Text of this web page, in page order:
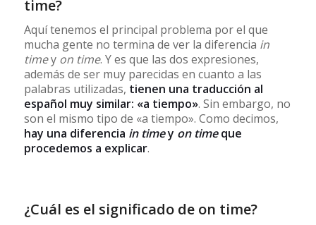
time?
Aquí tenemos el principal problema por el que
mucha gente no termina de ver la diferencia in
timey on time. Y es que las dos expresiones,
además de ser muy parecidas en cuanto a las
palabras utilizadas, tienen una traducción al
español muy similar: «a tiempo». Sin embargo, no
son el mismo tipo de «a tiempo». Como decimos,
hay una diferencia in timey on timeque
procedemos a explicar.
¿Cuál es el significado de on time?